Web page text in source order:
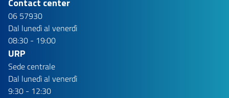
06 57930
Dal lunedì al venerdì
08:30 - 19:00
URP
Sede centrale
Dal lunedì al venerdì
9:30 - 12:30